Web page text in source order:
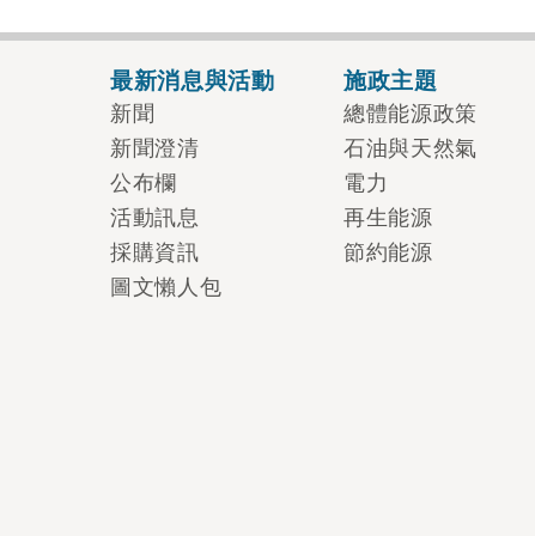
最新消息與活動
新聞
新聞澄清
公布欄
活動訊息
採購資訊
圖文懶人包
施政主題
總體能源政策
石油與天然氣
電力
再生能源
節約能源